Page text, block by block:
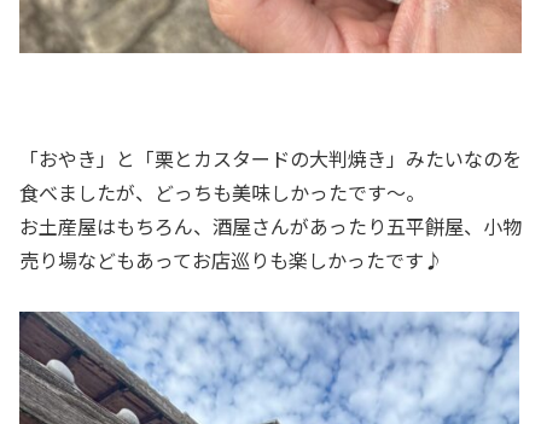
「おやき」と「栗とカスタードの大判焼き」みたいなのを
食べましたが、どっちも美味しかったです〜。
お土産屋はもちろん、酒屋さんがあったり五平餅屋、小物
売り場などもあってお店巡りも楽しかったです♪